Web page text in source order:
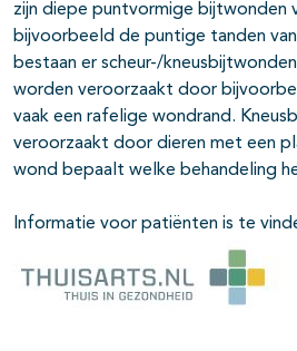
zijn diepe puntvormige bijtwonden
bijvoorbeeld de puntige tanden
bestaan er scheur-/
worden veroorzaakt door
vaak een rafelige wondrand.
veroorzaakt door dieren met een
wond bepaalt welke behandeling
Informatie voor patiënten is te